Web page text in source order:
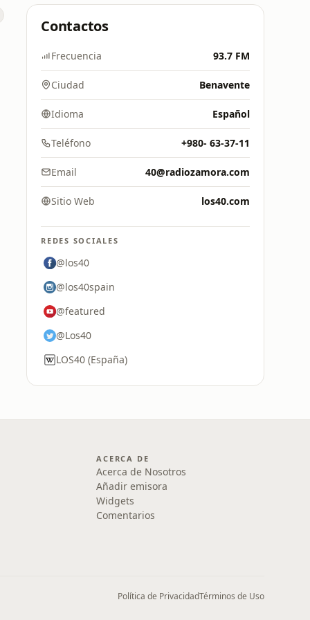
Contactos
Frecuencia 93.7 FM
Ciudad Benavente
Idioma Español
Teléfono +980- 63-37-11
Email 40@radiozamora.com
Sitio Web los40.com
REDES SOCIALES
@los40
@los40spain
@featured
@Los40
LOS40 (España)
ACERCA DE
Acerca de Nosotros
Añadir emisora
Widgets
Comentarios
Política de PrivacidadTérminos de Uso